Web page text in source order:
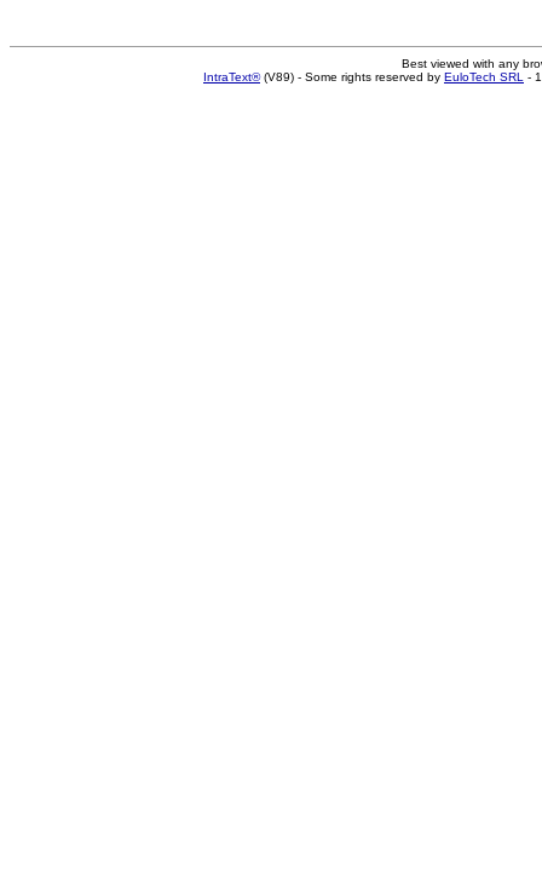
Best viewed with any
IntraText®(V89) - Some rights reserved by EuloTech SRL -